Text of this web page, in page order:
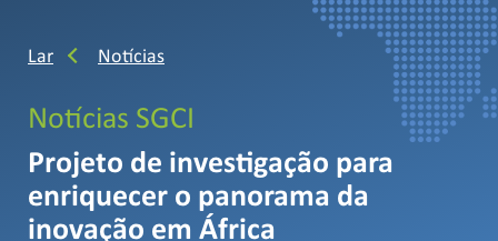
Lar Notícias
Notícias SGCI
Projeto de investigação para
enriquecer o panorama da
inovação em África